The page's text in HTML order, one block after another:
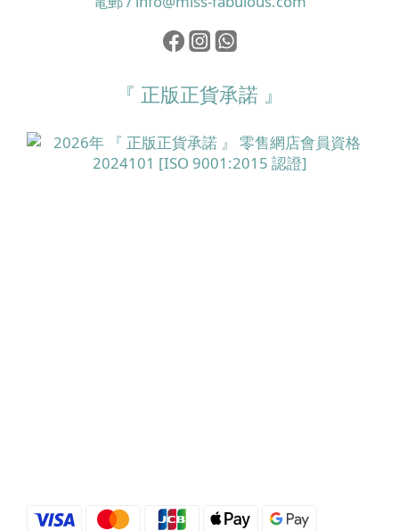
『 正版正貨承諾 』